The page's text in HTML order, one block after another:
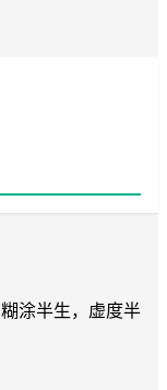
涂半生，虚度半